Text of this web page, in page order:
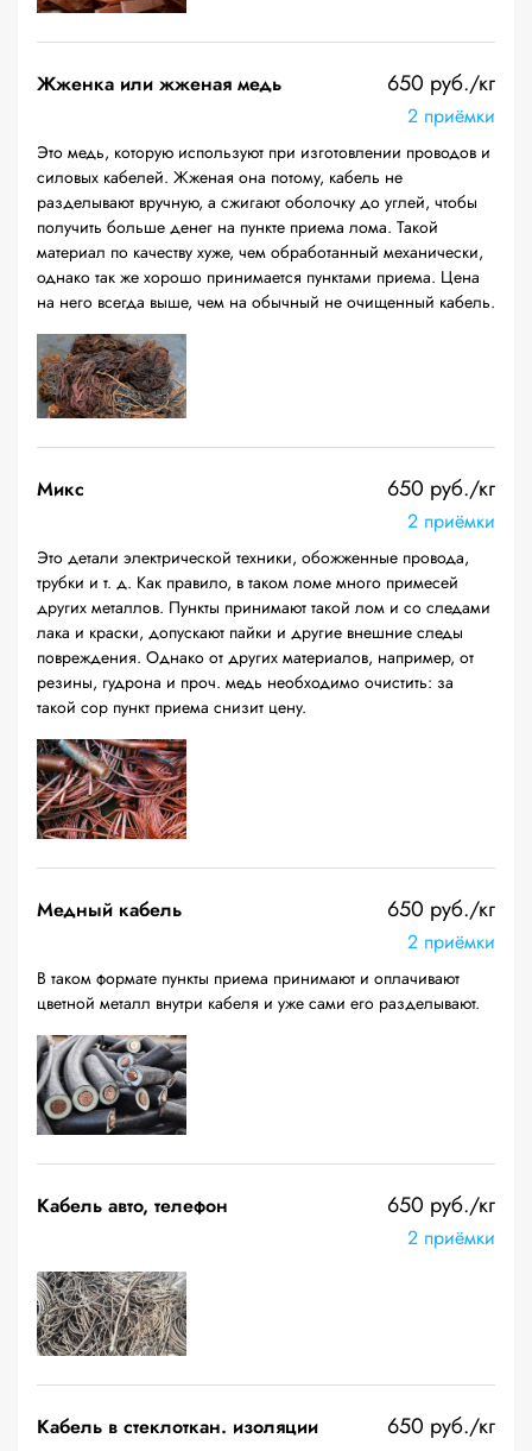
Жженка или жженая медь 650 руб./кг
2 приёмки
Это медь, которую используют при изготовлении проводов и
силовых кабелей. Жженая она потому, кабель не
разделывают вручную, а сжигают оболочку до углей, чтобы
получить больше денег на пункте приема лома. Такой
материал по качеству хуже, чем обработанный механически,
однако так же хорошо принимается пунктами приема. Цена
на него всегда выше, чем на обычный не очищенный кабель.
Микс 650 руб./кг
2 приёмки
Это детали электрической техники, обожженные провода,
трубки и т. д. Как правило, в таком ломе много примесей
других металлов. Пункты принимают такой лом и со следами
лака и краски, допускают пайки и другие внешние следы
повреждения. Однако от других материалов, например, от
резины, гудрона и проч. медь необходимо очистить: за
такой сор пункт приема снизит цену.
Медный кабель 650 руб./кг
2 приёмки
В таком формате пункты приема принимают и оплачивают
цветной металл внутри кабеля и уже сами его разделывают.
Кабель авто, телефон 650 руб./кг
2 приёмки
Кабель в стеклоткан. изоляции 650 руб./кг